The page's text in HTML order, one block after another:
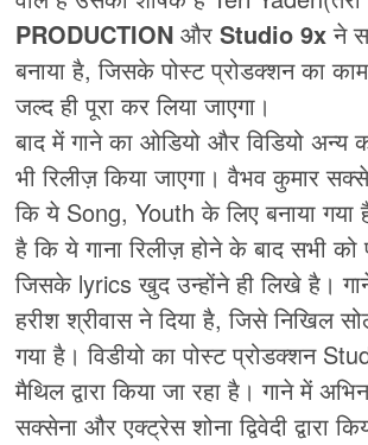
PRODUCTIONऔरStudio 9xने
बनाया है, जिसके पोस्ट प्रोडक्शन का
जल्द ही पूरा कर लिया जाएगा।
बाद में गाने का ओडियो और विडियो अन्य
भी रिलीज़ किया जाएगा। वैभव कुमार
कि ये Song, Youth के लिए बनाया गया
है कि ये गाना रिलीज़ होने के बाद सभी
जिसके lyrics खुद उन्होंने ही लिखे है।
हरीश श्रीवास ने दिया है, जिसे निखिल
गया है। विडीयो का पोस्ट प्रोडक्शन
मैथिल द्वारा किया जा रहा है। गाने में
सक्सेना और एक्ट्रेस शोना द्विवेदी द्वारा